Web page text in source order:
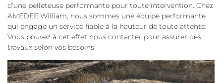
d’une pelleteuse performante pour toute intervention. Chez
AMEDEE William, nous sommes une équipe performante
qui engage un service fiable à la hauteur de toute attente.
Vous pouvez à cet effet nous contacter pour assurer des
travaux selon vos besoins.